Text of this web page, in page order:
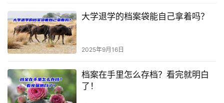
大学退学的档案袋能自己拿着吗？
2025年9月16日
档案在手里怎么存档？看完就明白
了！